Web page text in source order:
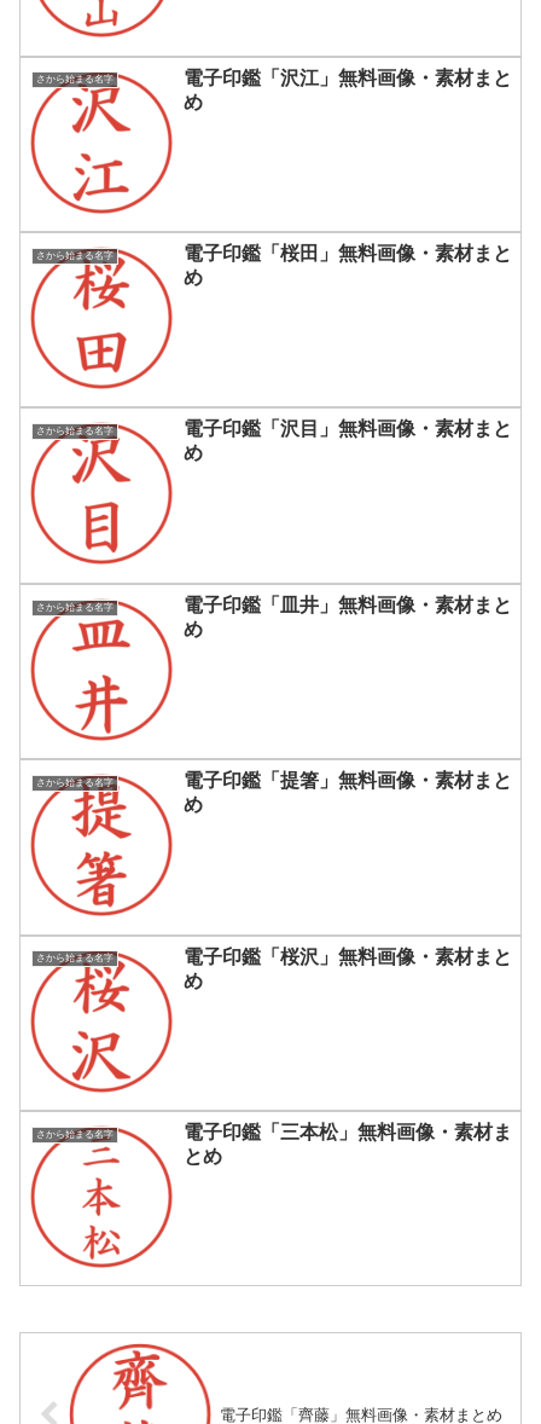
さから始まる名字
電子印鑑「沢江」無料画像・素材まと
め
さから始まる名字
電子印鑑「桜田」無料画像・素材まと
め
さから始まる名字
電子印鑑「沢目」無料画像・素材まと
め
さから始まる名字
電子印鑑「皿井」無料画像・素材まと
め
さから始まる名字
電子印鑑「提箸」無料画像・素材まと
め
さから始まる名字
電子印鑑「桜沢」無料画像・素材まと
め
さから始まる名字
電子印鑑「三本松」無料画像・素材ま
とめ
電子印鑑「齊藤」無料画像・素材まとめ